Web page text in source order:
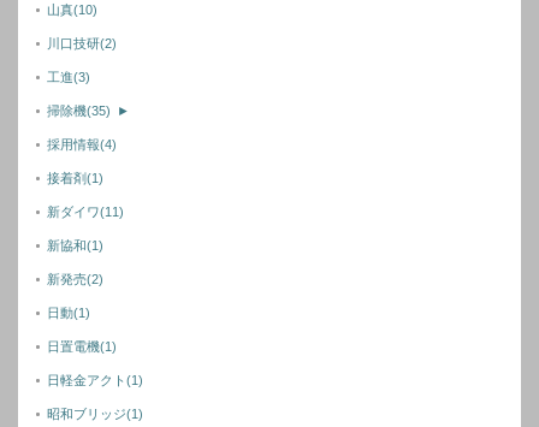
山真(10)
川口技研(2)
工進(3)
掃除機(35) ►
採用情報(4)
接着剤(1)
新ダイワ(11)
新協和(1)
新発売(2)
日動(1)
日置電機(1)
日軽金アクト(1)
昭和ブリッジ(1)